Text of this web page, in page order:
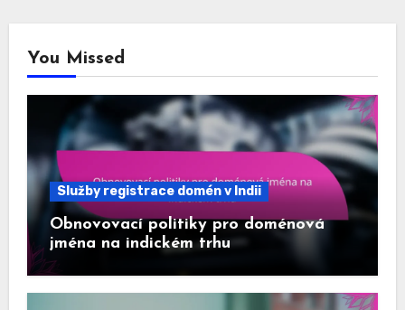
You Missed
Služby registrace domén v Indii
Obnovovací politiky pro doménová
jména na indickém trhu